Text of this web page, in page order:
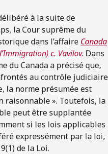
à la suite de
la Cour suprême du
dans l’affaire Canada
c. Vavilov. Dans
du Canada a précisé que,
au contrôle judiciaire
la norme présumée est
raisonnable ». Toutefois, la
peut être supplantée
si les lois applicables
expressément par la loi,
de la Loi.